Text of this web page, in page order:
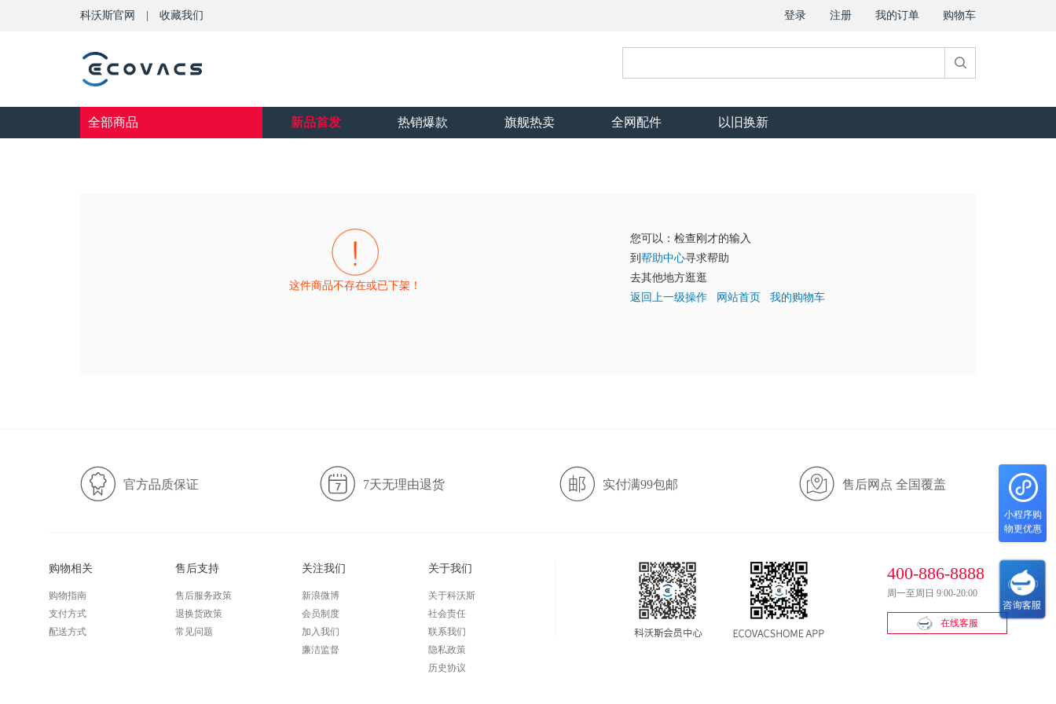
科沃斯官网 收藏我们 登录 注册 我的订单 购物车
全部商品 新品首发 热销爆款 旗舰热卖 全网配件 以旧换新
这件商品不存在或已下架！
您可以：检查刚才的输入
到 帮助中心寻求帮助
去其他地方逛逛
返回上一级操作
网站首页 我的购物车
官方品质保证 7天无理由退货 实付满99包邮 售后网点 全国覆盖
购物相关
购物指南
支付方式
配送方式
售后支持
售后服务政策
退换货政策
常见问题
关注我们
新浪微博
会员制度
加入我们
廉洁监督
关于我们
关于科沃斯
社会责任
联系我们
隐私政策
历史协议
400-886-8888
周一至周日 9:00-20:00
在线客服
小程序购
物更优惠